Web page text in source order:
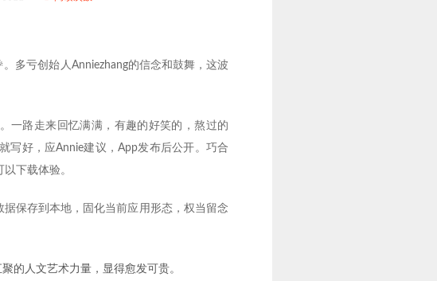
多亏创始人Anniezhang的信念和鼓舞，这波
一路走来回忆满满，有趣的好笑的，熬过的
写好，应Annie建议，App发布后公开。巧合
下载体验。
保存到本地，固化当前应用形态，权当留念
的人文艺术力量，显得愈发可贵。